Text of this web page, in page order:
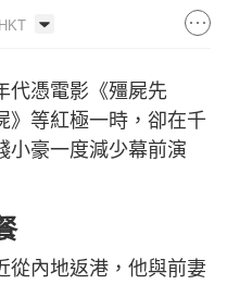
代憑電影《殭屍先
》等紅極一時，卻在千
小豪一度減少幕前演
從內地返港，他與前妻